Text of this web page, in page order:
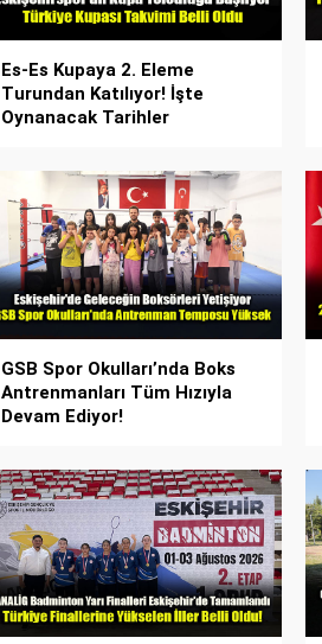
Es-Es Kupaya 2. Eleme
Turundan Katılıyor! İşte
Oynanacak Tarihler
GSB Spor Okulları’nda Boks
Antrenmanları Tüm Hızıyla
Devam Ediyor!